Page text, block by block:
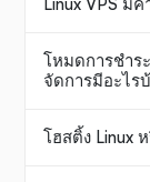
Linux VPS มี
โหมดการชำร
จัดการมีอะไร
โฮสติ้ง Linux